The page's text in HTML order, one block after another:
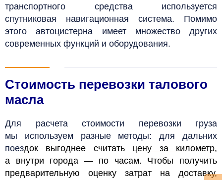
транспортного средства используется
спутниковая навигационная система. Помимо
этого автоцистерна имеет множество других
современных функций и оборудования.
Стоимость перевозки талового
масла
Для расчета стоимости перевозки груза
мы используем разные методы: для дальних
поездок выгоднее считать цену за километр,
а внутри города — по часам. Чтобы получить
предварительную оценку затрат на доставку,